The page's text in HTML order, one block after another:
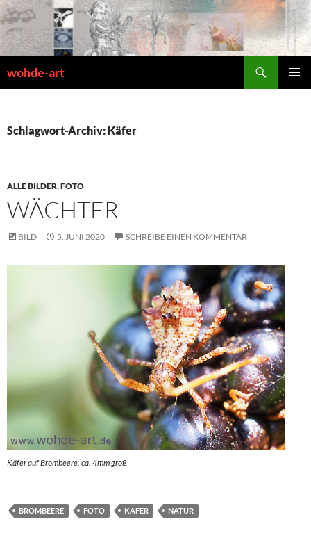
Zum
Inhalt
springen
wohde-art
Schlagwort-Archiv: Käfer
ALLE BILDER,FOTO
WÄCHTER
BILD 5. JUNI 2020 SCHREIBE EINEN KOMMENTAR
Käfer auf Brombeere, ca. 4mm groß
BROMBEERE FOTO KÄFER NATUR